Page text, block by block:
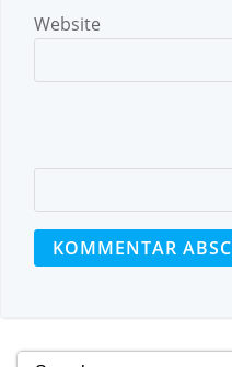
Website
Search